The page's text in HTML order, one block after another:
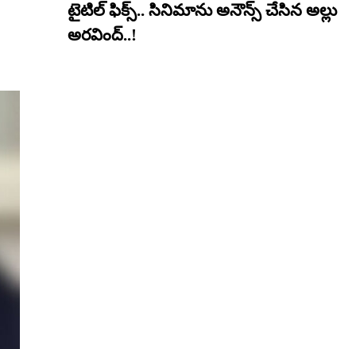
టైటిల్ ఫిక్స్.. సినిమాను అనౌన్స్ చేసిన అల్లు
అరవింద్..!